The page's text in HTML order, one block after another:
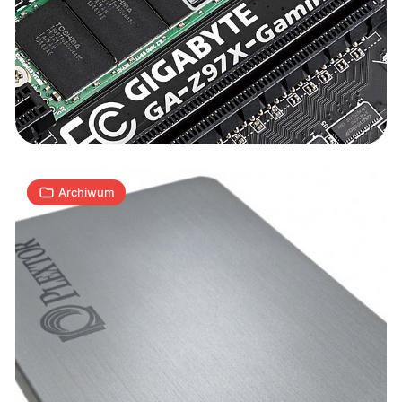
Archiwum
M3
Pro
PX-
256M3P
256
A 17.04.2012 |
6
min
Plextor